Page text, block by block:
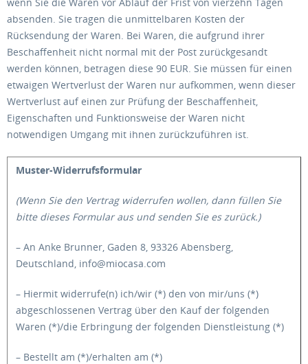
absenden. Sie tragen die unmittelbaren Kosten der
Rücksendung der Waren. Bei Waren, die aufgrund ihrer
Beschaffenheit nicht normal mit der Post zurückgesandt
werden können, betragen diese 90 EUR. Sie müssen für einen
etwaigen Wertverlust der Waren nur aufkommen, wenn dieser
Wertverlust auf einen zur Prüfung der Beschaffenheit,
Eigenschaften und Funktionsweise der Waren nicht
notwendigen Umgang mit ihnen zurückzuführen ist.
Muster-Widerrufsformular
(Wenn Sie den Vertrag widerrufen wollen, dann füllen Sie
bitte dieses Formular aus und senden Sie es zurück.)
– An Anke Brunner, Gaden 8, 93326 Abensberg,
Deutschland, info@miocasa.com
– Hiermit widerrufe(n) ich/wir (*) den von mir/uns (*)
abgeschlossenen Vertrag über den Kauf der folgenden
Waren (*)/die Erbringung der folgenden Dienstleistung (*)
– Bestellt am (*)/erhalten am (*)